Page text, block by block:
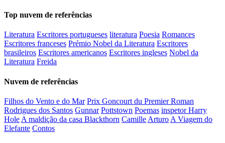
Top nuvem de referências
Literatura Escritores portugueses literatura Poesia Romances
Escritores franceses Prémio Nobel da Literatura Escritores
brasileiros Escritores americanos Escritores ingleses Nobel da
Literatura Freida
Nuvem de referências
Filhos do Vento e do Mar Prix Goncourt du Premier Roman
Rodrigues dos Santos Gunnar Pottstown Poemas inspetor Harry
Hole A maldição da casa Blackthorn Camille Arturo A Viagem do
Elefante Contos